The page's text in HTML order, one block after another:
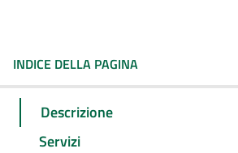
INDICE DELLA PAGINA
Descrizione
Servizi